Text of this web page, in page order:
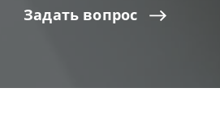
Задать вопрос